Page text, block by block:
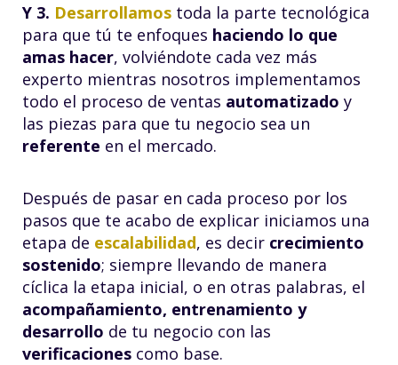
Y 3. Desarrollamos toda la parte tecnológica
para que tú te enfoques haciendo lo que
amas hacer, volviéndote cada vez más
experto mientras nosotros implementamos
todo el proceso de ventas automatizado y
las piezas para que tu negocio sea un
referente en el mercado.
Después de pasar en cada proceso por los
pasos que te acabo de explicar iniciamos una
etapa de escalabilidad, es decir crecimiento
sostenido; siempre llevando de manera
cíclica la etapa inicial, o en otras palabras, el
acompañamiento, entrenamiento y
desarrollo de tu negocio con las
verificaciones como base.